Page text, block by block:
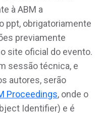
à ABM a
ppt, obrigatoriamente
previamente
site oficial do evento.
sessão técnica, e
autores, serão
Proceedings, onde o
Identifier) e é